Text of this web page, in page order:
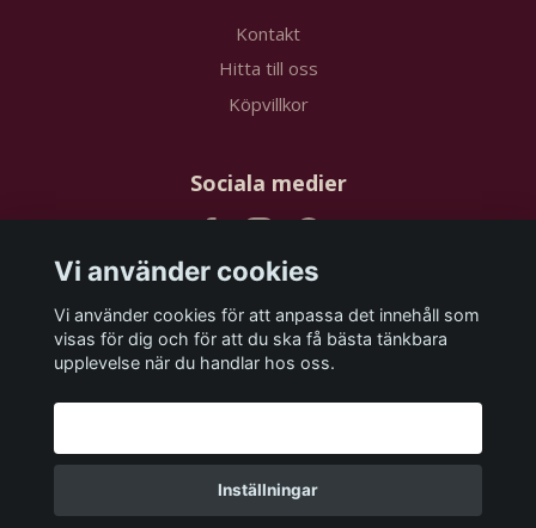
Kontakt
Hitta till oss
Köpvillkor
Sociala medier
Prenumerera på vårt nyhetsbrev
© 2026 papstudios.com
Vi använder cookies
Vi använder cookies för att anpassa det innehåll som
visas för dig och för att du ska få bästa tänkbara
upplevelse när du handlar hos oss.
Inställningar